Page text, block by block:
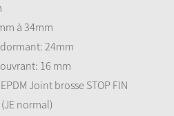
à 34mm
24mm
16 mm
Joint brosse STOP FIN
normal)